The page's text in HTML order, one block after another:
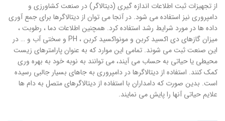
از تجهیزات ثبت اطلاعات اندازه گیری (دیتالاگر) در صنعت کشاورزی و
دامپروری نیز استفاده می شود. در آنجا می توان از دیتالاگرها برای جمع آوری
داده ها در مورد شرایط رشد استفاده کرد. همچنین اطلاعات دما ، رطوبت ،
میزان گازهای دی اکسید کربن و مونواکسید کربن ، PH و سختی آب و … در
این صنعت ثبت می شوند. تمامی این موارد که به عنوان پارامترهای زیست
محیطی یا حیاتی به حساب می آیند، می توانند به نوبه خود به بهره وری
کمک کنند. استفاده از دیتالاگرها در دامپروری به جاهای بسیار جالبی رسیده
است. بدین صورت که دامداران با استفاده از دیتالاگرهای متصل به دام ها
علایم حیاتی آنها را پایش می نمایند.